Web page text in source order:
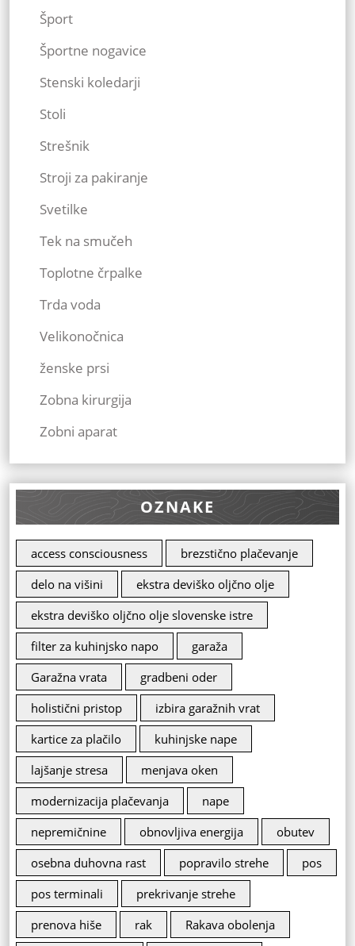
Šport
Športne nogavice
Stenski koledarji
Stoli
Strešnik
Stroji za pakiranje
Svetilke
Tek na smučeh
Toplotne črpalke
Trda voda
Velikonočnica
ženske prsi
Zobna kirurgija
Zobni aparat
OZNAKE
access consciousness
brezstično plačevanje
delo na višini
ekstra deviško oljčno olje
ekstra deviško oljčno olje slovenske istre
filter za kuhinjsko napo
garaža
Garažna vrata
gradbeni oder
holistični pristop
izbira garažnih vrat
kartice za plačilo
kuhinjske nape
lajšanje stresa
menjava oken
modernizacija plačevanja
nape
nepremičnine
obnovljiva energija
obutev
osebna duhovna rast
popravilo strehe
pos
pos terminali
prekrivanje strehe
prenova hiše
rak
Rakava obolenja